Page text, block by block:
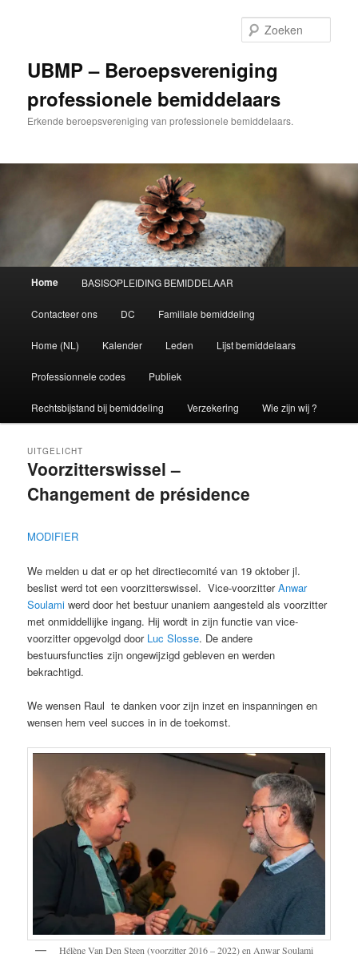
inhoud
inhoudUBMP – Beroepsvereniging
professionele bemiddelaars
Erkende beroepsvereniging van professionele bemiddelaars.
HoofdmenuHome BASISOPLEIDING BEMIDDELAAR
Contacteer ons DC Familiale bemiddeling
Home (NL) Kalender Leden Lijst bemiddelaars
Professionnele codes Publiek
Rechtsbijstand bij bemiddeling Verzekering Wie zijn wij ?
Voorzitterswissel –
Changement de présidence
UITGELICHT
MODIFIER
We melden u dat er op het directiecomité van 19 oktober jl.
beslist werd tot een voorzitterswissel. Vice-voorzitterAnwar
Soulami werd door het bestuur unaniem aangesteld als voorzitter
met onmiddellijke ingang. Hij wordt in zijn functie van vice-
voorzitter opgevolgd door Luc Slosse. De andere
bestuursfuncties zijn ongewijzigd gebleven en werden
bekrachtigd.
We wensen Raul te danken voor zijn inzet en inspanningen en
wensen hem veel succes in in de toekomst.
Hélène Van Den Steen (voorzitter 2016 – 2022) en Anwar Soulami